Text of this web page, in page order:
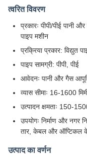
त्वरित विवरण
प्रकारः पीपी/पीई पानी
पाइप मशीन
प्रक्रिया प्रकार: विद्युत
पाइप सामग्री: पीपी, पीई
आवेदनः पानी और गैस
व्यास सीमाः 16-1600
उत्पादन क्षमताः 150-
उपयोगः निर्माण और नगर
तार, केबल और ऑप्टिकल
उत्पाद का वर्णन